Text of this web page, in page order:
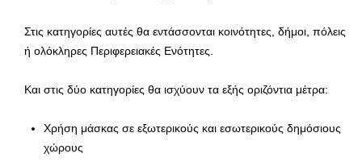
Στις κατηγορίες αυτές θα εντάσσονται κοινότητες, δήμοι, πόλεις
ή ολόκληρες Περιφερειακές Ενότητες.
Και στις δύο κατηγορίες θα ισχύουν τα εξής οριζόντια μέτρα:
Χρήση μάσκας σε εξωτερικούς και εσωτερικούς δημόσιους
χώρους